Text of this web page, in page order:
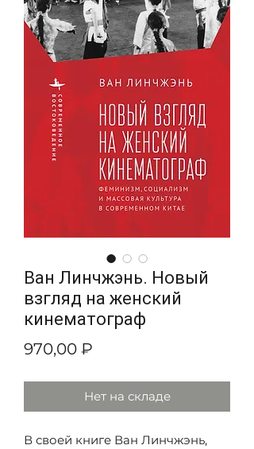
Ван Линчжэнь. Новый
взгляд на женский
кинематограф
970,00 ₽
Нет на складе
В своей книге Ван Линчжэнь,